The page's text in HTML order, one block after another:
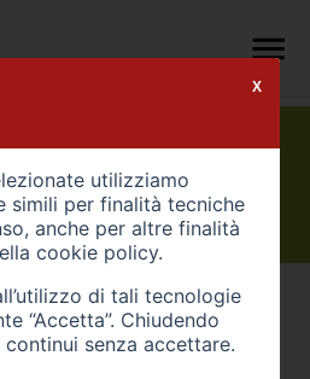
AUTO
utilizziamo
simili per finalità tecniche
anche per altre finalità
cookie policy.
di tali tecnologie
“Accetta”. Chiudendo
senza accettare.
X